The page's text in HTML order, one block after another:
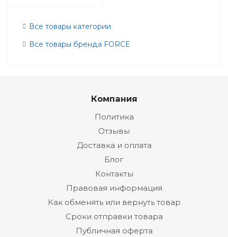
Все товары категории
Все товары бренда FORCE
Компания
Политика
Отзывы
Доставка и оплата
Блог
Контакты
Правовая информация
Как обменять или вернуть товар
Сроки отправки товара
Публичная оферта